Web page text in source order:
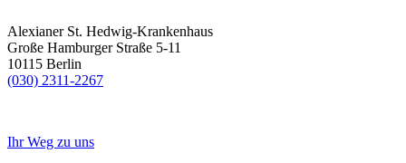
Alexianer St. Hedwig-Krankenhaus
Große Hamburger Straße 5-11
10115 Berlin
(030) 2311-2267
Ihr Weg zu uns